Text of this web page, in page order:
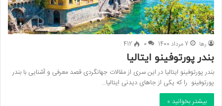
رها 7 مرداد 1400 0
412
بندر پورتوفینو ایتالیا
بندر پورتوفینو ایتالیا در این سری از مقالات جهانگردی قصد معرفی و آشنایی با بندر
پورتوفینو را که یکی از جاهای دیدنی ایتالیا…
بیشتر بخوانید »